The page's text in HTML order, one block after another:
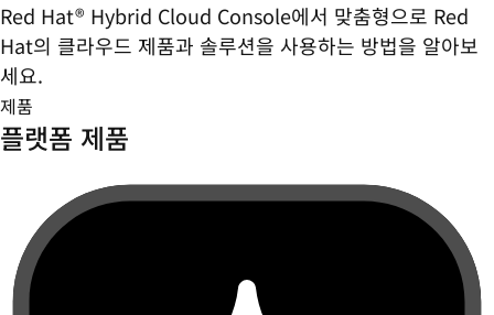
Red Hat® Hybrid Cloud Console에서 맞춤형으로 Red
Hat의 클라우드 제품과 솔루션을 사용하는 방법을 알아보
세요.
제품
플랫폼 제품